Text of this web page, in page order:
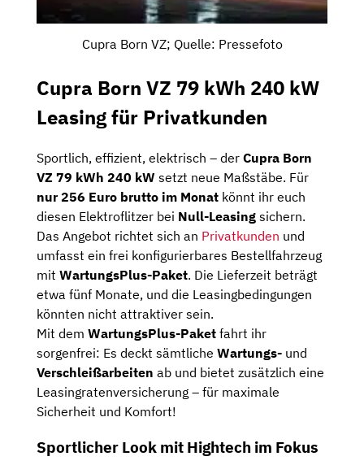
Cupra Born VZ; Quelle: Pressefoto
Cupra Born VZ 79 kWh 240 kW
Leasing für Privatkunden
Sportlich, effizient, elektrisch – der Cupra Born
VZ 79 kWh 240 kW setzt neue Maßstäbe. Für
nur 256 Euro brutto im Monat könnt ihr euch
diesen Elektroflitzer bei Null-Leasing sichern.
Das Angebot richtet sich an Privatkunden und
umfasst ein frei konfigurierbares Bestellfahrzeug
mit WartungsPlus-Paket. Die Lieferzeit beträgt
etwa fünf Monate, und die Leasingbedingungen
könnten nicht attraktiver sein.
Mit dem WartungsPlus-Paket fahrt ihr
sorgenfrei: Es deckt sämtliche Wartungs- und
Verschleißarbeiten ab und bietet zusätzlich eine
Leasingratenversicherung – für maximale
Sicherheit und Komfort!
Sportlicher Look mit Hightech im Fokus